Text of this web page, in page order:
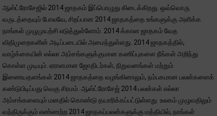
ஆஸ்ட்ரோசேஜில் 2014 ஜாதகம் இப்பொழுது கிடைக்கிறது. ஒவ்வொரு
வருடத்தையும் போலவே, சிறப்பான 2014 ஜாதகத்தை உங்களுக்கு அளிக்க
நாங்கள் முழுமுயற்சி எடுத்துள்ளோம். 2014 க்கான ஜாதகம் வேத
விதிமுறைகளின் அடிப்படையில் அமைந்துள்ளது. 2014 ஜாதகத்தில்,
வாழ்க்கையின் எல்லா அம்சங்களுக்குமான கணிப்புகளை நீங்கள் அறிந்து
கொள்ள முடியும். ஏராளமான ஜோதிடர்கள், நிறுவனங்கள் மற்றும்
இணையதளங்கள் 2014 ஜாதகத்தை வழங்கினாலும், நம்பகமான பலன்களைக்
கண்டுபிடிப்பது வெகு சிரமம். ஆஸ்ட்ரோசேஜ் 2014 பலன்கள் எல்லா
அம்சங்களையும் மனதில் கொண்டு தயாரிக்கப்பட்டுள்ளது. உலகம் முழுவதிலும்
வந்திருக்கும் எண்ணற்ற 2014 ஜாதகப்பலன்களுக்கு மத்தியில், நாங்கள்